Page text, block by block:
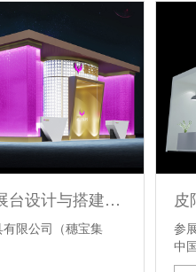
穗宝集团——广州建博会展台设计与搭建方案
限公司（穗宝集
参
中